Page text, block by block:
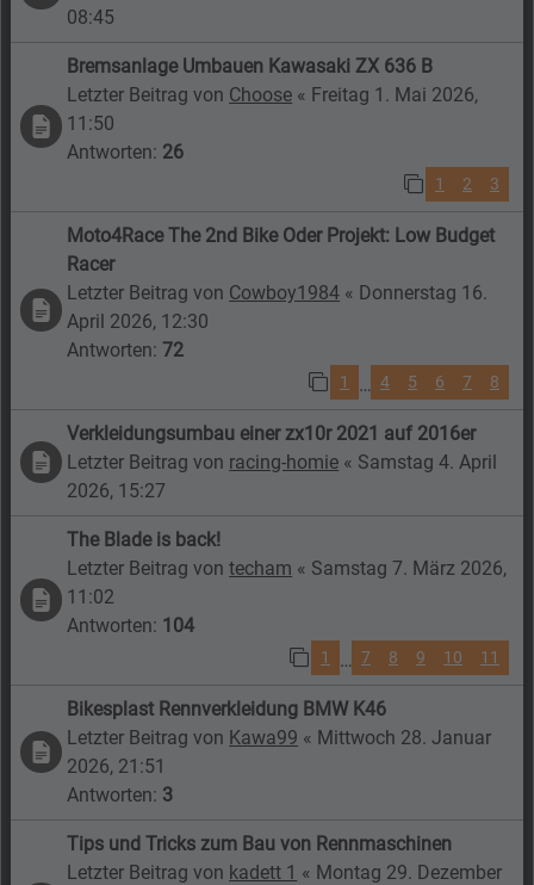
08:45
Bremsanlage Umbauen Kawasaki ZX 636 B
Letzter Beitrag von Choose « Freitag 1. Mai 2026,
11:50
Antworten: 26
1 2 3
Moto4Race The 2nd Bike Oder Projekt: Low Budget
Racer
Letzter Beitrag von Cowboy1984 « Donnerstag 16.
April 2026, 12:30
Antworten:72
1 … 4 5 6 7 8
Verkleidungsumbau einer zx10r 2021 auf 2016er
Letzter Beitrag von racing-homie « Samstag 4. April
2026, 15:27
The Blade is back!
Letzter Beitrag vontecham « Samstag 7. März 2026,
11:02
Antworten: 104
1 … 7 8 9 10 11
Bikesplast Rennverkleidung BMW K46
Letzter Beitrag von Kawa99 « Mittwoch 28. Januar
2026, 21:51
Antworten: 3
Tips und Tricks zum Bau von Rennmaschinen
Letzter Beitrag von kadett 1 « Montag 29. Dezember